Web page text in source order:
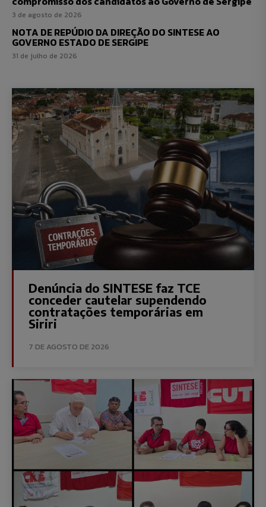
3 de agosto de 2026
NOTA DE REPÚDIO DA DIREÇÃO DO SINTESE AO
GOVERNO ESTADO DE SERGIPE
31 de julho de 2026
Denúncia do SINTESE faz TCE
conceder cautelar supendendo
contratações temporárias em
Siriri
7 DE AGOSTO DE 2026